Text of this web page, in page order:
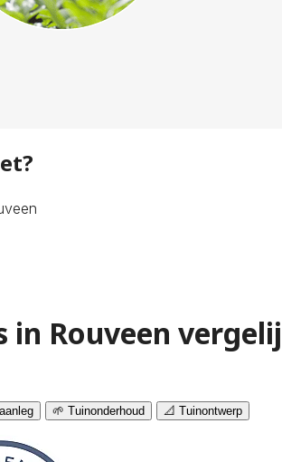
in Rouveen
🌱 Tuinonderhoud 📐 Tuinontwerp